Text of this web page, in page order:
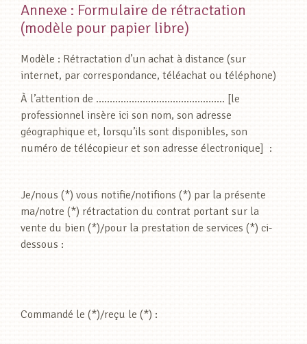
Annexe : Formulaire de rétractation
(modèle pour papier libre)
Modèle : Rétractation d’un achat à distance (sur
internet, par correspondance, téléachat ou téléphone)
À l’attention de ……………………………………….. [le
professionnel insère ici son nom, son adresse
géographique et, lorsqu’ils sont disponibles, son
numéro de télécopieur et son adresse électronique] :
Je/nous (*) vous notifie/notifions (*) par la présente
ma/notre (*) rétractation du contrat portant sur la
vente du bien (*)/pour la prestation de services (*) ci-
dessous :
Commandé le (*)/reçu le (*) :